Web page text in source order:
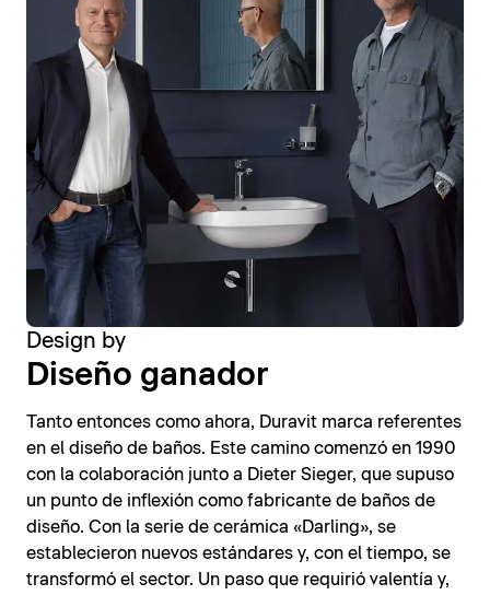
Design by
Diseño ganador
Tanto entonces como ahora, Duravit marca referentes
en el diseño de baños. Este camino comenzó en 1990
con la colaboración junto a Dieter Sieger, que supuso
un punto de inflexión como fabricante de baños de
diseño. Con la serie de cerámica «Darling», se
establecieron nuevos estándares y, con el tiempo, se
transformó el sector. Un paso que requirió valentía y,